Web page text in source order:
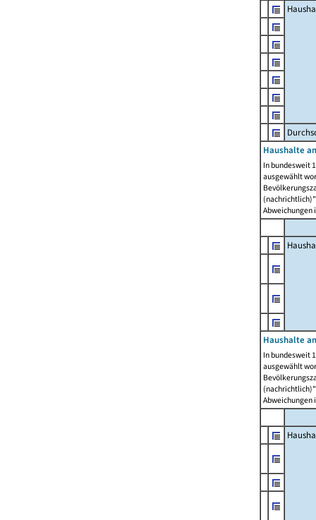
Haushalte
In bundesweit
ausgewählt
Abweichungen
Haushalte
In bundesweit
ausgewählt
Abweichungen